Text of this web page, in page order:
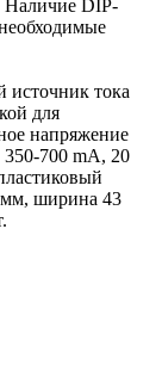
Наличие DIP-
источник тока
для
напряжение
700 mА, 20
мм, ширина 43